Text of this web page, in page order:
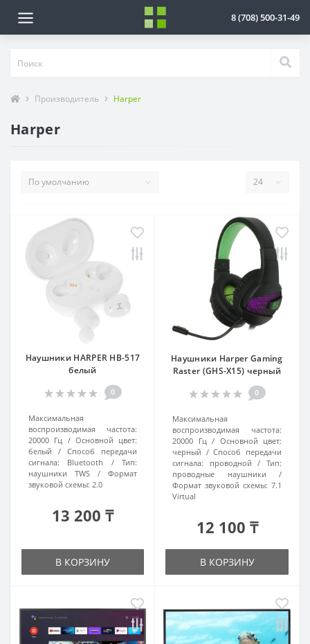
8 (708) 500-31-49
Производитель Harper
Harper
Наушники HARPER HB-517
белый
0
Максимальная
воспроизводимая частота:
20000 Гц
Основной цвет:
белый
Способ передачи
сигнала:
Bluetooth
Тип:
наушники TWS
Формат
звуковой схемы: 2.0
13 200 ₸
В КОРЗИНУ
Наушники Harper Gaming
Raster (GHS-X15) черный
0
Максимальная
воспроизводимая частота:
20000 Гц
Основной цвет:
черный
Способ передачи
сигнала:
проводной
Тип:
проводные наушники
Формат звуковой схемы: 7.1
Virtual
12 100 ₸
В КОРЗИНУ